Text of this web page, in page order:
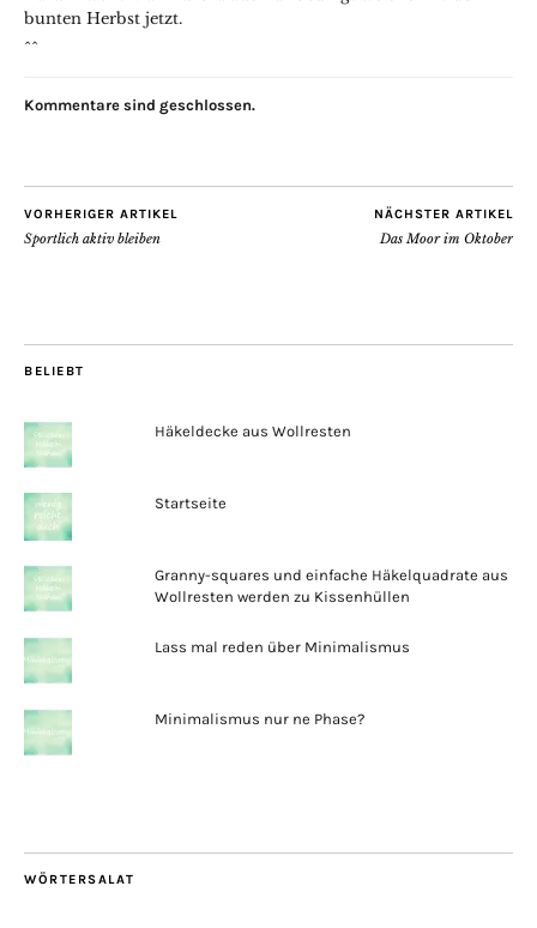
bunten Herbst jetzt.
^^
Kommentare sind geschlossen.
VORHERIGER ARTIKEL
Sportlich aktiv bleiben
NÄCHSTER ARTIKEL
Das Moor im Oktober
BELIEBT
Häkeldecke aus Wollresten
Startseite
Granny-squares und einfache Häkelquadrate aus
Wollresten werden zu Kissenhüllen
Lass mal reden über Minimalismus
Minimalismus nur ne Phase?
WÖRTERSALAT